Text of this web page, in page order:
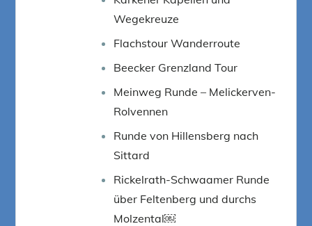
Wegekreuze
Flachstour Wanderroute
Beecker Grenzland Tour
Meinweg Runde – Melickerven-
Rolvennen
Runde von Hillensberg nach
Sittard
Rickelrath-Schwaamer Runde
über Feltenberg und durchs
Molzental￼